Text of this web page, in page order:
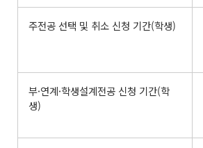
주전공 선택 및 취소 신청 기간(학생)
부·연계·학생설계전공 신청 기간(학
생)